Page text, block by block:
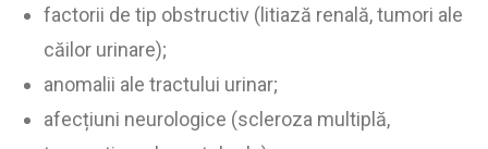
factorii de tip obstructiv (litiază renală, tumori ale
căilor urinare);
anomalii ale tractului urinar;
afecțiuni neurologice (scleroza multiplă,